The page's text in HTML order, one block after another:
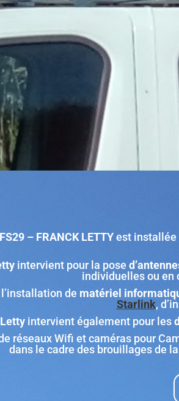
– FRANCK LETTYest installée
intervient pour la pose
individuelles ou en
de matériel
Starlink,
intervient également pour les
réseaux Wifi et caméras pour
dans le cadre des brouillages de